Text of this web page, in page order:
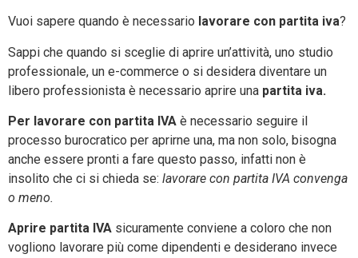
Vuoi sapere quando è necessario lavorare con partita iva?
Sappi che quando si sceglie di aprire un’attività, uno studio
professionale, un e-commerce o si desidera diventare un
libero professionista è necessario aprire una partita iva.
Per lavorare con partita IVA è necessario seguire il
processo burocratico per aprirne una, ma non solo, bisogna
anche essere pronti a fare questo passo, infatti non è
insolito che ci si chieda se: lavorare con partita IVA convenga
o meno.
Aprire partita IVA sicuramente conviene a coloro che non
vogliono lavorare più come dipendenti e desiderano invece